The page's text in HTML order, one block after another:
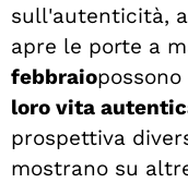
sull'autenticità,
apre le porte a
febbraiopossono
loro vita
prospettiva
mostrano su